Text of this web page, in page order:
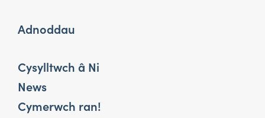
Adnoddau
Cysylltwch â Ni
News
Cymerwch ran!